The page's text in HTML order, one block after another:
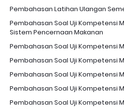
Pembahasan Latihan Ulangan
Pembahasan Soal Uji Kompetensi
Sistem Pencernaan Makanan
Pembahasan Soal Uji Kompetensi
Pembahasan Soal Uji Kompetensi
Pembahasan Soal Uji Kompetensi
Pembahasan Soal Uji Kompetensi
Pembahasan Soal Uji Kompetensi